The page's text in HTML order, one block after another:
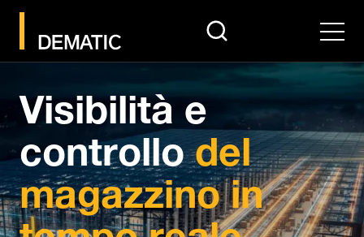
search Menu
Visibilità e
controllodel
magazzino in